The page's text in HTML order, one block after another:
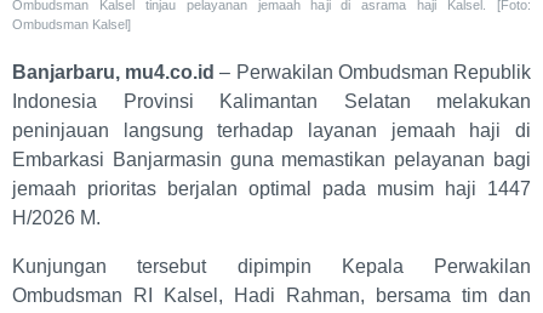
Ombudsman Kalsel tinjau pelayanan jemaah haji di asrama haji Kalsel. [Foto:
Ombudsman Kalsel]
Banjarbaru, mu4.co.id – Perwakilan Ombudsman Republik
Indonesia Provinsi Kalimantan Selatan melakukan
peninjauan langsung terhadap layanan jemaah haji di
Embarkasi Banjarmasin guna memastikan pelayanan bagi
jemaah prioritas berjalan optimal pada musim haji 1447
H/2026 M.
Kunjungan tersebut dipimpin Kepala Perwakilan
Ombudsman RI Kalsel, Hadi Rahman, bersama tim dan